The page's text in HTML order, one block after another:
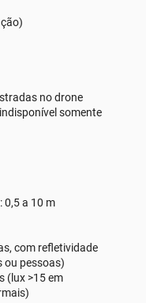
no drone
somente
0,5 a 10 m
com refletividade
ou pessoas)
(lux >15 em